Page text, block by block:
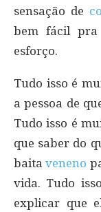
sensação de
bem fácil
esforço.
Tudo isso é
a pessoa de
Tudo isso é
que saber do
baitaveneno
vida. Tudo
explicar que